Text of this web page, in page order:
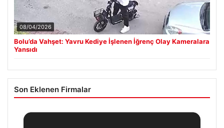
08/04/2026
Bolu’da Vahşet: Yavru Kediye İşlenen İğrenç Olay Kameralara
Yansıdı
Son Eklenen Firmalar